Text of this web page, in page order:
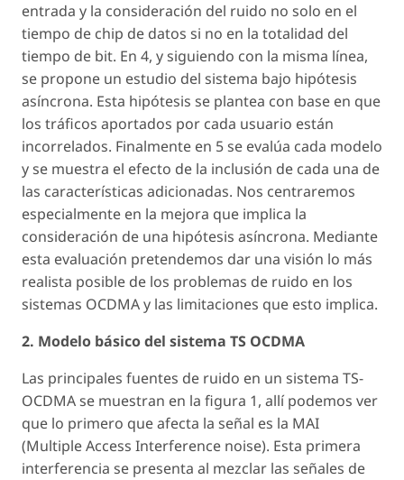
entrada y la consideración del ruido no solo en el
tiempo de chip de datos si no en la totalidad del
tiempo de bit. En 4, y siguiendo con la misma línea,
se propone un estudio del sistema bajo hipótesis
asíncrona. Esta hipótesis se plantea con base en que
los tráficos aportados por cada usuario están
incorrelados. Finalmente en 5 se evalúa cada modelo
y se muestra el efecto de la inclusión de cada una de
las características adicionadas. Nos centraremos
especialmente en la mejora que implica la
consideración de una hipótesis asíncrona. Mediante
esta evaluación pretendemos dar una visión lo más
realista posible de los problemas de ruido en los
sistemas OCDMA y las limitaciones que esto implica.
2. Modelo básico del sistema TS OCDMA
Las principales fuentes de ruido en un sistema TS-
OCDMA se muestran en la figura 1, allí podemos ver
que lo primero que afecta la señal es la MAI
(Multiple Access Interference noise). Esta primera
interferencia se presenta al mezclar las señales de